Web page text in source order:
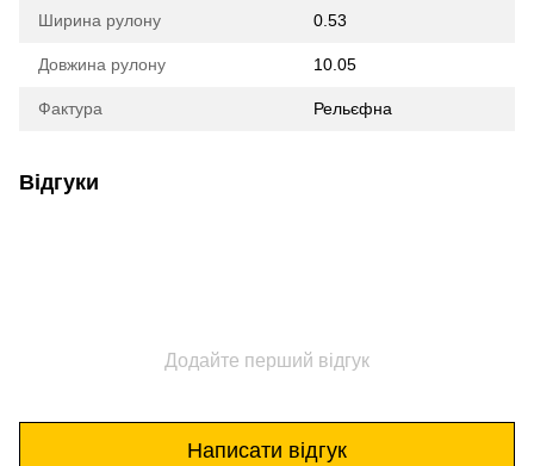
Ширина рулону 0.53
Довжина рулону 10.05
Фактура Рельєфна
Відгуки
Додайте перший відгук
Написати відгук